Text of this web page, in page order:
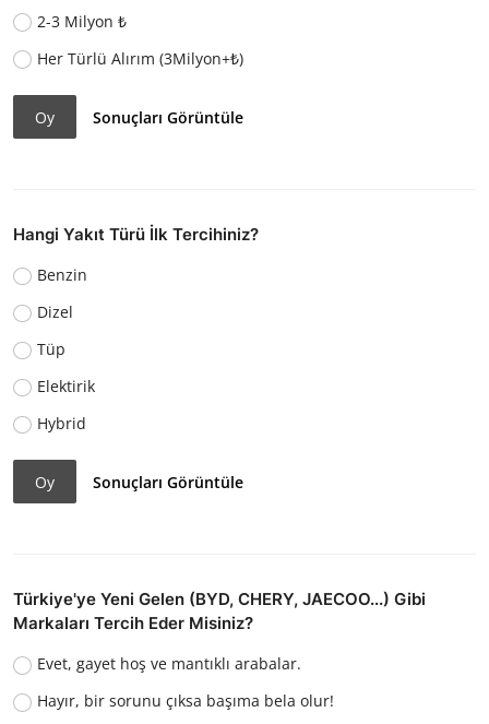
2-3 Milyon ₺
Her Türlü Alırım (3Milyon+₺)
Oy Sonuçları Görüntüle
Hangi Yakıt Türü İlk Tercihiniz?
Benzin
Dizel
Tüp
Elektirik
Hybrid
Oy Sonuçları Görüntüle
Türkiye'ye Yeni Gelen (BYD, CHERY, JAECOO...) Gibi
Markaları Tercih Eder Misiniz?
Evet, gayet hoş ve mantıklı arabalar.
Hayır, bir sorunu çıksa başıma bela olur!